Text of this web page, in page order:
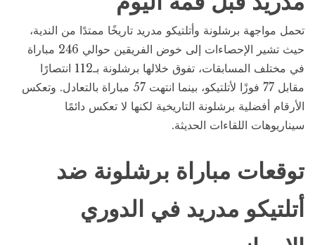
تحمل مواجهة برشلونة وأتلتيكو مدريد تاريخًا ممتدًا من الندية،
حيث تشير الإحصاءات إلى خوض الفريقين حوالي 246 مباراة
في مختلف المسابقات، تفوق خلالها برشلونة بـ112 انتصارًا
مقابل 77 فوزًا لأتلتيكو، بينما انتهت 57 مباراة بالتعادل. وتعكس
الأرقام أفضلية برشلونة التاريخية لكنها لا تعكس دائمًا
سيناريوهات اللقاءات الحديثة.
توقعات مباراة برشلونة ضد
أتلتيكو مدريد في الدوري